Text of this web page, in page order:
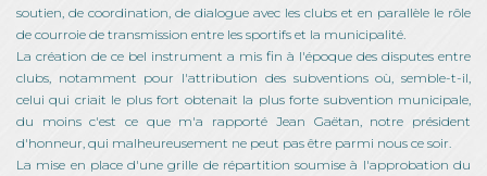
soutien, de coordination, de dialogue avec les clubs et en parallèle le rôle
de courroie de transmission entre les sportifs et la municipalité.
La création de ce bel instrument a mis fin à l'époque des disputes entre
clubs, notamment pour l'attribution des subventions où, semble-t-il,
celui qui criait le plus fort obtenait la plus forte subvention municipale,
du moins c'est ce que m'a rapporté Jean Gaëtan, notre président
d'honneur, qui malheureusement ne peut pas être parmi nous ce soir.
La mise en place d'une grille de répartition soumise à l'approbation du